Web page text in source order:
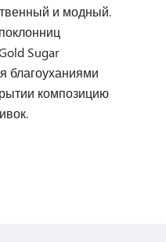
и модный.
Sugar
благоуханиями
композицию